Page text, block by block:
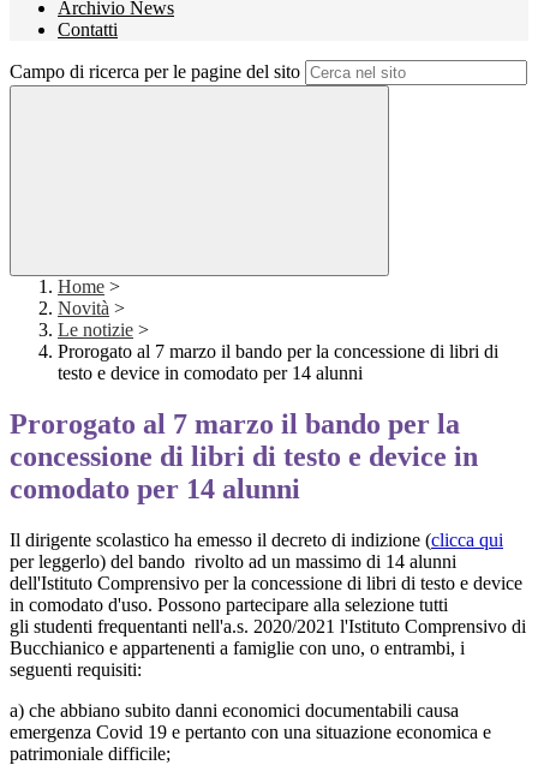
Archivio News
Contatti
Campo di ricerca per le pagine del sito
Home >
Novità >
Le notizie >
Prorogato al 7 marzo il bando per la concessione di libri di
testo e device in comodato per 14 alunni
Prorogato al 7 marzo il bando per la
concessione di libri di testo e device in
comodato per 14 alunni
Il dirigente scolastico ha emesso il decreto di indizione (clicca qui
per leggerlo) del bando rivolto ad un massimo di 14 alunni
dell'Istituto Comprensivo per la concessione di libri di testo e device
in comodato d'uso. Possono partecipare alla selezione tutti
gli studenti frequentanti nell'a.s. 2020/2021 l'Istituto Comprensivo di
Bucchianico e appartenenti a famiglie con uno, o entrambi, i
seguenti requisiti:
a) che abbiano subito danni economici documentabili causa
emergenza Covid 19 e pertanto con una situazione economica e
patrimoniale difficile;